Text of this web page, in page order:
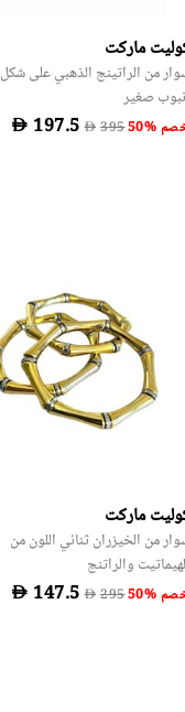
ماركت
من الراتينج الذهبي على شكل
صغير
D D ‏395 خصم
ماركت
من الخيزران ثنائي اللون من
والراتنج
D D ‏295 خصم